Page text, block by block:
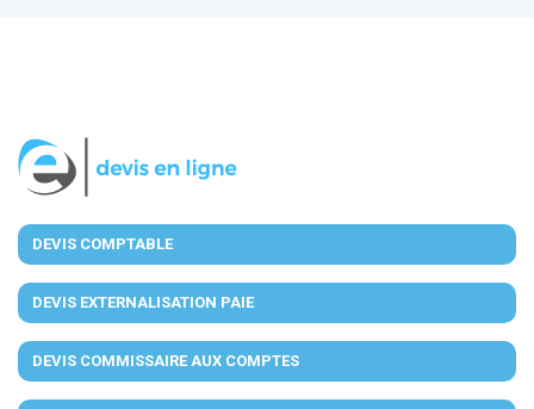
DEVIS COMPTABLE
DEVIS EXTERNALISATION PAIE
DEVIS COMMISSAIRE AUX COMPTES